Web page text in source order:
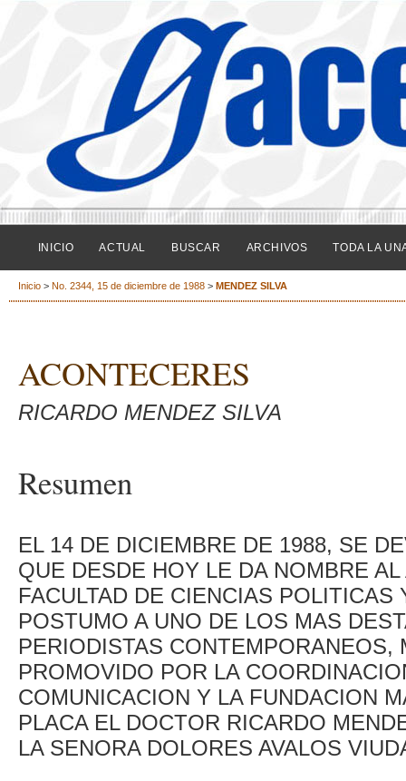
INICIO ACTUAL BUSCAR ARCHIVOS TODA LA
Inicio > No. 2344, 15 de diciembre de 1988 > MENDEZ SILVA
ACONTECERES
RICARDO MENDEZ SILVA
Resumen
EL 14 DE DICIEMBRE DE 1988, SE
QUE DESDE HOY LE DA NOMBRE
FACULTAD DE CIENCIAS
POSTUMO A UNO DE LOS MAS
PERIODISTAS
PROMOVIDO POR LA
COMUNICACION Y LA FUNDACION
PLACA EL DOCTOR RICARDO
LA SENORA DOLORES AVALOS